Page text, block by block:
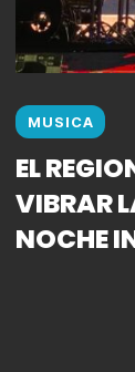
MUSICA
EL
VIBRAR
NOCHE